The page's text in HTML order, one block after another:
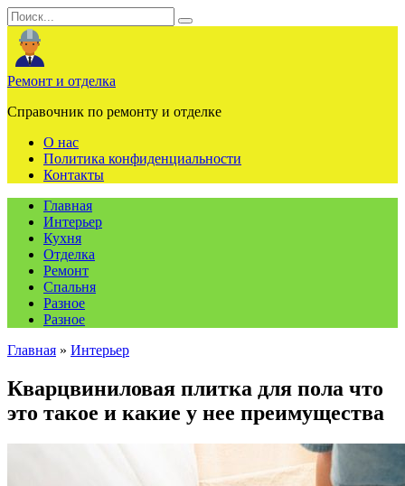
Перейти
к
содержанию
Search
for:
Ремонт и отделка
Справочник по ремонту и отделке
О нас
Политика конфиденциальности
Контакты
Главная
Интерьер
Кухня
Отделка
Ремонт
Спальня
Разное
Разное
Главная » Интерьер
Кварцвиниловая плитка для пола что
это такое и какие у нее преимущества